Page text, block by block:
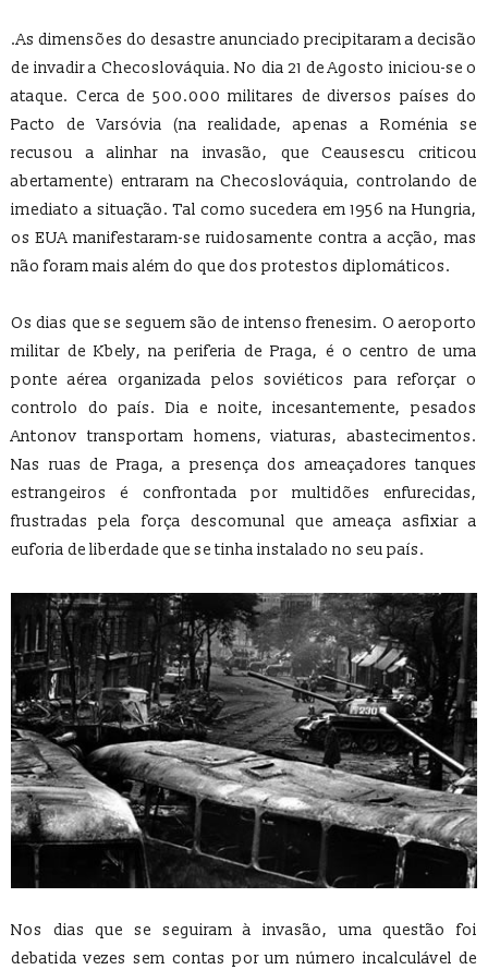
.As dimensões do desastre anunciado precipitaram a decisão
de invadir a Checoslováquia. No dia 21 de Agosto iniciou-se o
ataque. Cerca de 500.000 militares de diversos países do
Pacto de Varsóvia (na realidade, apenas a Roménia se
recusou a alinhar na invasão, que Ceausescu criticou
abertamente) entraram na Checoslováquia, controlando de
imediato a situação. Tal como sucedera em 1956 na Hungria,
os EUA manifestaram-se ruidosamente contra a acção, mas
não foram mais além do que dos protestos diplomáticos.
Os dias que se seguem são de intenso frenesim. O aeroporto
militar de Kbely, na periferia de Praga, é o centro de uma
ponte aérea organizada pelos soviéticos para reforçar o
controlo do país. Dia e noite, incesantemente, pesados
Antonov transportam homens, viaturas, abastecimentos.
Nas ruas de Praga, a presença dos ameaçadores tanques
estrangeiros é confrontada por multidões enfurecidas,
frustradas pela força descomunal que ameaça asfixiar a
euforia de liberdade que se tinha instalado no seu país.
Nos dias que se seguiram à invasão, uma questão foi
debatida vezes sem contas por um número incalculável de